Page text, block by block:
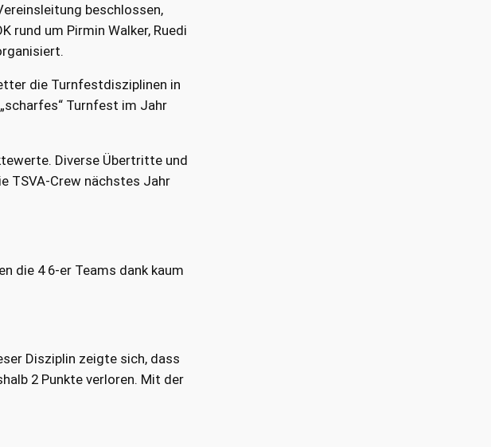
beschlossen,
rund um Pirmin Walker, Ruedi
die Turnfestdisziplinen in
Turnfest im Jahr
Diverse Übertritte und
TSVA-Crew nächstes Jahr
die 4 6-er Teams dank kaum
Disziplin zeigte sich, dass
2 Punkte verloren. Mit der